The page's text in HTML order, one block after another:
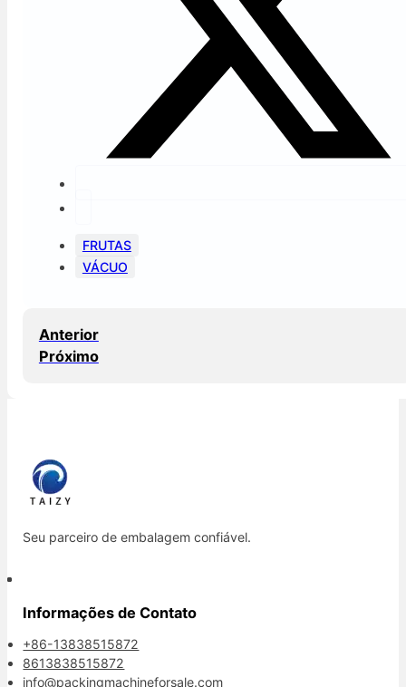
FRUTAS
VÁCUO
Anterior
Próximo
Seu parceiro de embalagem confiável.
Informações de Contato
+86-13838515872
8613838515872
info@packingmachineforsale.com